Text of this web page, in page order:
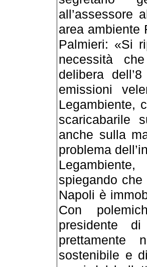
all’assessore
area ambiente
Palmieri: «Si
necessità
delibera
emissioni
Legambiente,
scaricabarile
anche sulla
problema
spiegando
Napoli è
Con
presidente
prettamente
sostenibile e